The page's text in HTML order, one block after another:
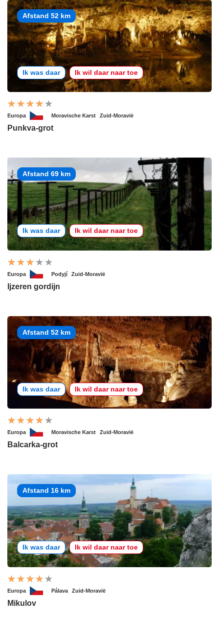
Afstand 52 km
Ik was daar Ik wil daar naar toe
Europa Moravische Karst Zuid-Moravië
Punkva-grot
Afstand 69 km
Ik was daar Ik wil daar naar toe
Europa Podyjí Zuid-Moravië
Ijzeren gordijn
Afstand 52 km
Ik was daar Ik wil daar naar toe
Europa Moravische Karst Zuid-Moravië
Balcarka-grot
Afstand 16 km
Ik was daar Ik wil daar naar toe
Europa Pálava Zuid-Moravië
Mikulov